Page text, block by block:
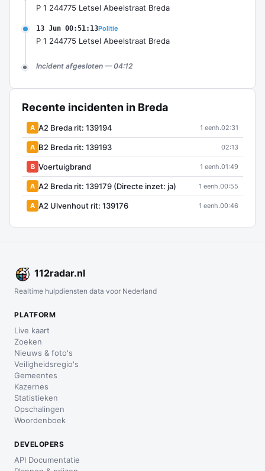
P 1 244775 Letsel Abeelstraat Breda
13 Jun 00:51:13Politie
P 1 244775 Letsel Abeelstraat Breda
Incident afgesloten — 04:12
Recente incidenten in Breda
A A2 Breda rit: 139194 1 eenh.02:31
A B2 Breda rit: 139193 02:13
B Voertuigbrand 1 eenh.01:49
A A2 Breda rit: 139179 (Directe inzet: ja) 1 eenh.00:55
A A2 Ulvenhout rit: 139176 1 eenh.00:46
112radar.nl
Realtime hulpdiensten data voor Nederland
PLATFORM
Live kaart
Zoeken
Nieuws & foto's
Veiligheidsregio's
Gemeentes
Kazernes
Statistieken
Opschalingen
Woordenboek
DEVELOPERS
API Documentatie